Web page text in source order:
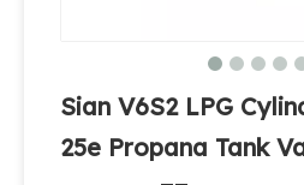
Sian V6S2 LPG
25e Propana Tank